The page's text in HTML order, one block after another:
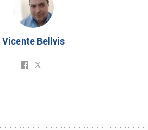
Vicente Bellvis